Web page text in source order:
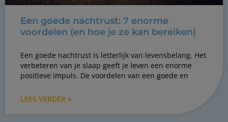
Een goede nachtrust: 7 enorme
voordelen (en hoe je ze kan bereiken)
Een goede nachtrust is letterlijk van levensbelang. Het
verbeteren van je slaap geeft je leven een enorme
positieve impuls. De voordelen van een goede en
LEES VERDER »